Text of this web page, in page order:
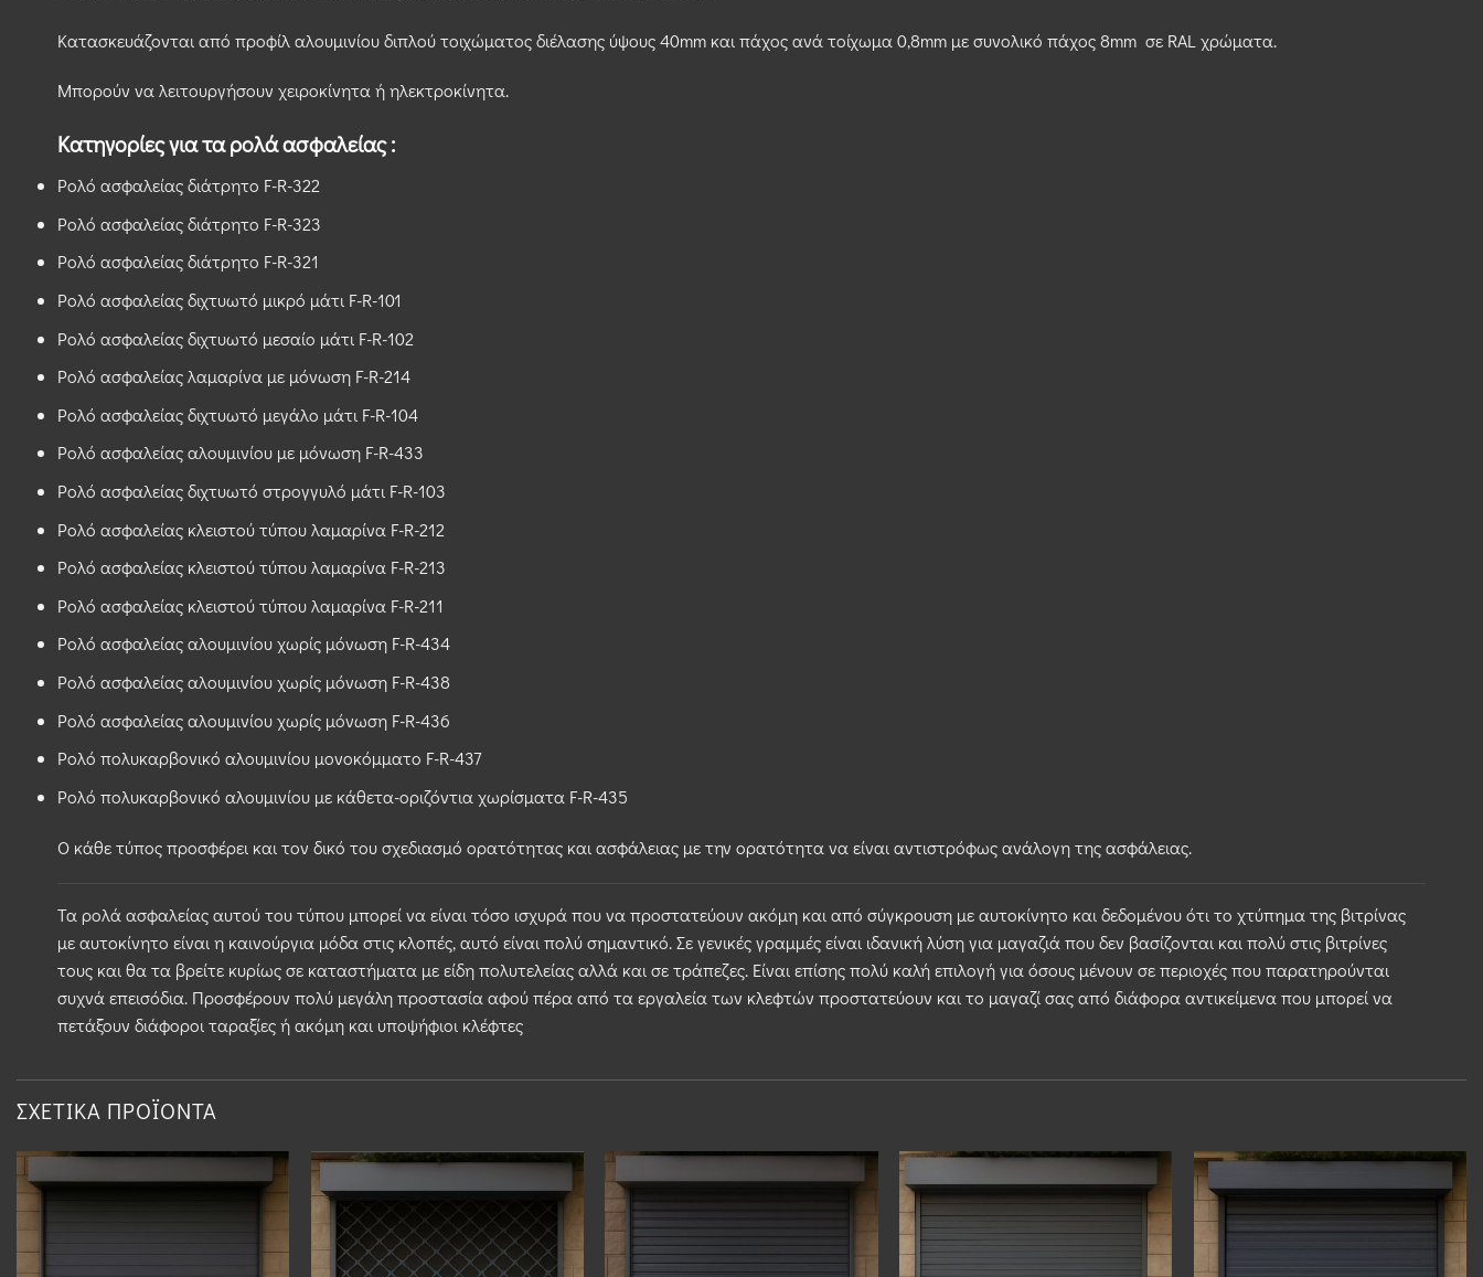
Κατασκευάζονται από προφίλ αλουμινίου διπλού τοιχώματος διέλασης ύψους 40mm και πάχος ανά τοίχωμα 0,8mm με συνολικό πάχος 8mm σε RAL χρώματα.
Μπορούν να λειτουργήσουν χειροκίνητα ή ηλεκτροκίνητα.
Κατηγορίες για τα ρολά ασφαλείας :
Ρολό ασφαλείας διάτρητο F-R-322
Ρολό ασφαλείας διάτρητο F-R-323
Ρολό ασφαλείας διάτρητο F-R-321
Ρολό ασφαλείας διχτυωτό μικρό μάτι F-R-101
Ρολό ασφαλείας διχτυωτό μεσαίο μάτι F-R-102
Ρολό ασφαλείας λαμαρίνα με μόνωση F-R-214
Ρολό ασφαλείας διχτυωτό μεγάλο μάτι F-R-104
Ρολό ασφαλείας αλουμινίου με μόνωση F-R-433
Ρολό ασφαλείας διχτυωτό στρογγυλό μάτι F-R-103
Ρολό ασφαλείας κλειστού τύπου λαμαρίνα F-R-212
Ρολό ασφαλείας κλειστού τύπου λαμαρίνα F-R-213
Ρολό ασφαλείας κλειστού τύπου λαμαρίνα F-R-211
Ρολό ασφαλείας αλουμινίου χωρίς μόνωση F-R-434
Ρολό ασφαλείας αλουμινίου χωρίς μόνωση F-R-438
Ρολό ασφαλείας αλουμινίου χωρίς μόνωση F-R-436
Ρολό πολυκαρβονικό αλουμινίου μονοκόμματο F-R-437
Ρολό πολυκαρβονικό αλουμινίου με κάθετα-οριζόντια χωρίσματα F-R-435
Ο κάθε τύπος προσφέρει και τον δικό του σχεδιασμό ορατότητας και ασφάλειας με την ορατότητα να είναι αντιστρόφως ανάλογη της ασφάλειας.
Τα ρολά ασφαλείας αυτού του τύπου μπορεί να είναι τόσο ισχυρά που να προστατεύουν ακόμη και από σύγκρουση με αυτοκίνητο και δεδομένου ότι το χτύπημα της βιτρίνας
με αυτοκίνητο είναι η καινούργια μόδα στις κλοπές, αυτό είναι πολύ σημαντικό. Σε γενικές γραμμές είναι ιδανική λύση για μαγαζιά που δεν βασίζονται και πολύ στις βιτρίνες
τους και θα τα βρείτε κυρίως σε καταστήματα με είδη πολυτελείας αλλά και σε τράπεζες. Είναι επίσης πολύ καλή επιλογή για όσους μένουν σε περιοχές που παρατηρούνται
συχνά επεισόδια. Προσφέρουν πολύ μεγάλη προστασία αφού πέρα από τα εργαλεία των κλεφτών προστατεύουν και το μαγαζί σας από διάφορα αντικείμενα που μπορεί να
πετάξουν διάφοροι ταραξίες ή ακόμη και υποψήφιοι κλέφτες
ΣΧΕΤΙΚΆ ΠΡΟΪΌΝΤΑ